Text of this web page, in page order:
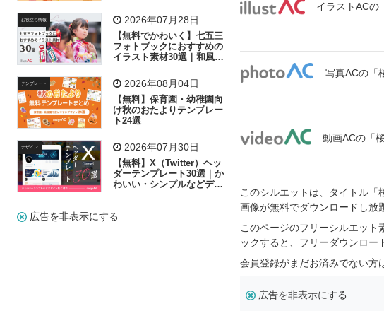
子供 作業員 葉 相談 ピクトグラム
お役立ち情報 2026年07月28日
【無料でかわいく】七五三
フォトブックにおすすめの
イラスト素材30選｜和風の
テンプレート 2026年08月04日
【無料】保育園・幼稚園向
け秋のおたよりテンプレー
ト24選
デザイン 2026年07月30日
【無料】X（Twitter）ヘッ
ダーテンプレート30選｜か
わいい・シンプルなどデザ
広告を非表示にする
イラストACの
写真ACの「
動画ACの「
このシルエットは、タイトル「
画像が無料でダウンロードし放
このページのフリーシルエット
ックすると、フリーダウンロー
会員登録がまだお済みでない方
広告を非表示にする